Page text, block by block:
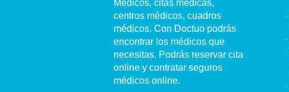
Médicos, citas médicas,
centros médicos, cuadros
médicos. Con Doctuo podrás
encontrar los médicos que
necesitas. Podrás reservar cita
online y contratar seguros
médicos online.